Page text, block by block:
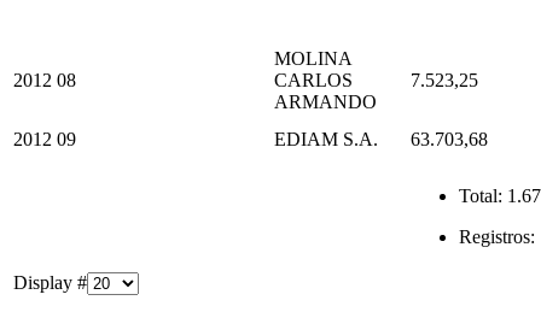
Display #
2012 08
MOLINA
CARLOS
ARMANDO
7.523,25
2012 09 EDIAM S.A. 63.703,68
Total:
Registros: